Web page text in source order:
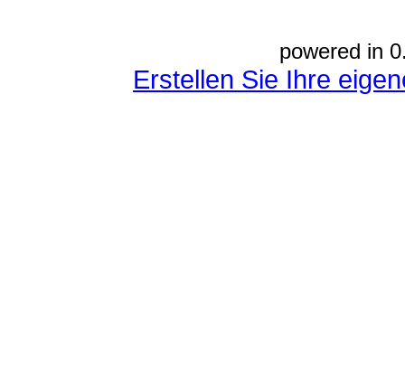
powered in
Erstellen Sie Ihre